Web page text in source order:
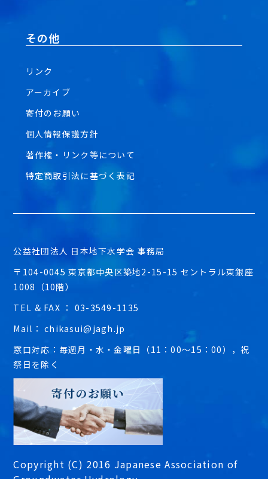
その他
リンク
アーカイブ
寄付のお願い
個人情報保護方針
著作権・リンク等について
特定商取引法に基づく表記
公益社団法人 日本地下水学会 事務局
〒104-0045 東京都中央区築地2-15-15 セントラル東銀座
1008（10階）
TEL & FAX ： 03-3549-1135
Mail： chikasui@jagh.jp
窓口対応：毎週月・水・金曜日（11：00～15：00），祝
祭日を除く
Copyright (C) 2016 Japanese Association of